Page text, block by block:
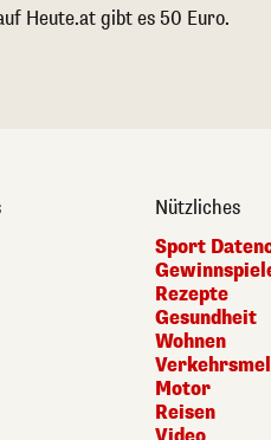
Heute.at gibt es 50 Euro.
Nützliches
Sport
Rezepte
Gesundheit
Wohnen
Motor
Reisen